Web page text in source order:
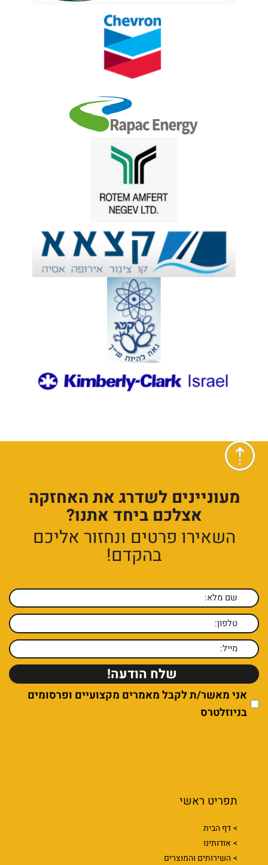
מעוניינים לשדרג את האחזקה
אצלכם ביחד אתנו?
השאירו פרטים ונחזור אליכם
בהקדם!
אני מאשר/ת לקבל מאמרים מקצועיים ופרסומים
בניוזלטרס
תפריט ראשי
דף הבית
אודותינו
השירותים והמוצרים